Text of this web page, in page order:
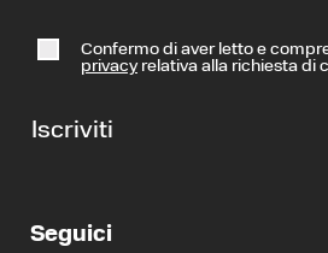
Confermo di aver letto e
privacyrelativa alla richiesta di
Iscriviti
Seguici